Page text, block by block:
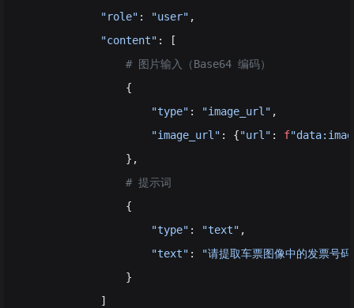
            "role"
: "user" ,
            "content"
: [
                # 图片输入（Base64 编码）
                {
                    "type"
: "image_url" ,
                    "image_url"
: {"url" : f
                },
                # 提示词
                {
                    "type"
: "text" ,
                    "text"
:
"请提取车票图像中的发票
                }
            ]